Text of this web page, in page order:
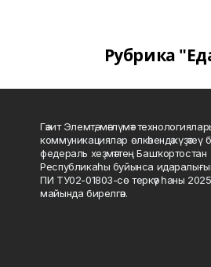
Рубрика
Гәзит Элемтә, мәғлүмәт
коммуникациялар өлкәһендә күҙәтеү
федераль хеҙмәттең Башҡортостан
Республикаһы буйынса
ПИ ТУ02-01803-сө теркәү һаны
майында бирелгән.